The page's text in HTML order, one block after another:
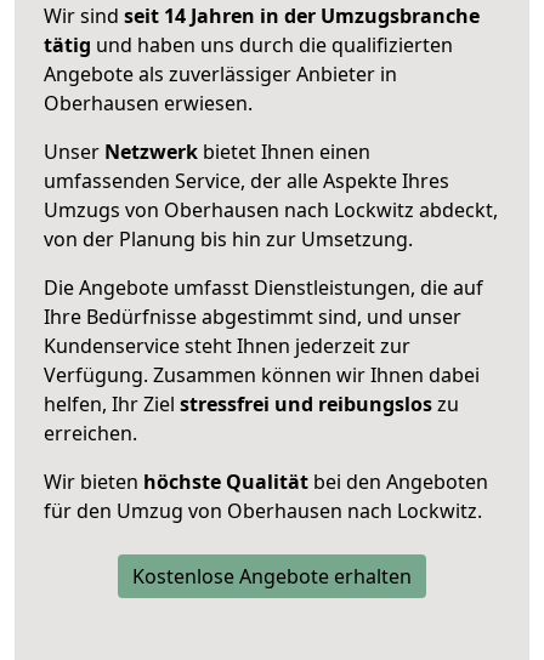
Wir sind seit 14 Jahren in der Umzugsbranche
tätig und haben uns durch die qualifizierten
Angebote als zuverlässiger Anbieter in
Oberhausen erwiesen.
Unser Netzwerk bietet Ihnen einen
umfassenden Service, der alle Aspekte Ihres
Umzugs von Oberhausen nach Lockwitz abdeckt,
von der Planung bis hin zur Umsetzung.
Die Angebote umfasst Dienstleistungen, die auf
Ihre Bedürfnisse abgestimmt sind, und unser
Kundenservice steht Ihnen jederzeit zur
Verfügung. Zusammen können wir Ihnen dabei
helfen, Ihr Ziel stressfrei und reibungsloszu
erreichen.
Wir bieten höchste Qualität bei den Angeboten
für den Umzug von Oberhausen nach Lockwitz.
Kostenlose Angebote erhalten